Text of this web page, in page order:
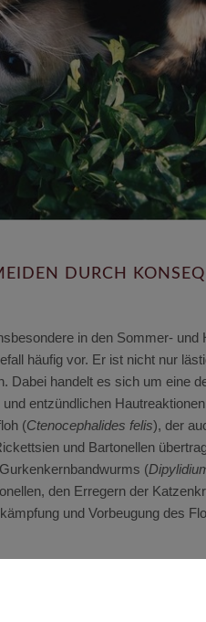
DURCH
in den Sommer- und
häufig vor. Er ist nicht nur
handelt es sich um eine
entzündlichen
(Ctenocephalides felis), der
und Bartonellen
(
den Erregern der
und Vorbeugung des
zu einer Überreaktion des
reagiert sein Abwehrsystem